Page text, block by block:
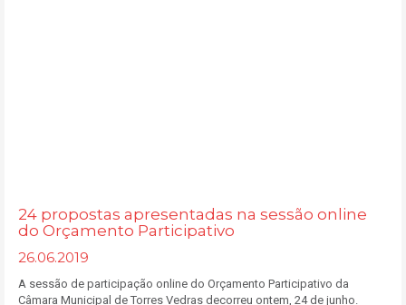
24 propostas apresentadas na sessão online
do Orçamento Participativo
26.06.2019
A sessão de participação online do Orçamento Participativo da
Câmara Municipal de Torres Vedras decorreu ontem, 24 de junho.